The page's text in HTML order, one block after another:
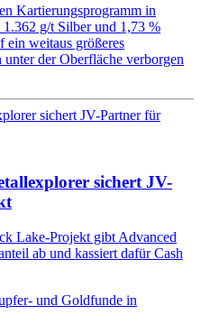
Kartierungsprogramm in
g/t Silber und 1,73 %
ein weitaus größeres
unter der Oberfläche verborgen
sichert JV-
Lake-Projekt gibt Advanced
ab und kassiert dafür Cash